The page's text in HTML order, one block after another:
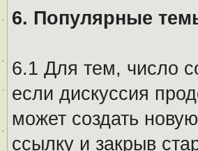
6. Популярные
6.1 Для тем, число
если дискуссия
может создать
ссылку и закрыв